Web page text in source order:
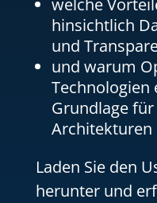
welche
hinsichtlich
und
und warum
Technologien
Grundlage
Architekturen
Laden Sie den
herunter und